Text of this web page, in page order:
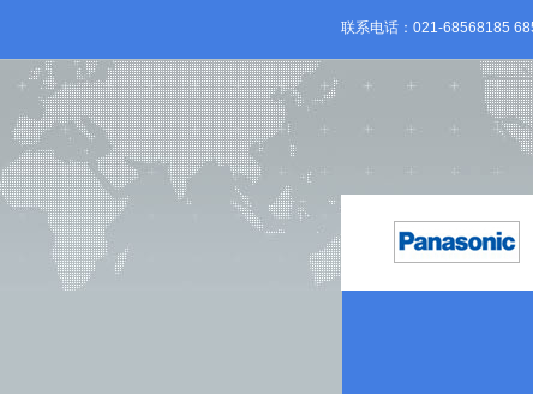
联系电话：021-68568185